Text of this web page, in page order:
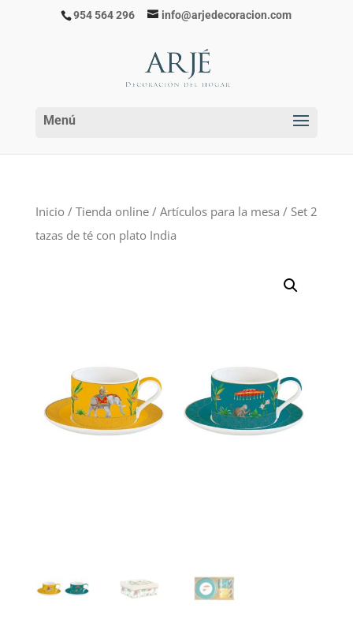
954 564 296 info@arjedecoracion.com
Inicio / Tienda online/ Artículos para la mesa / Set 2
tazas de té con plato India